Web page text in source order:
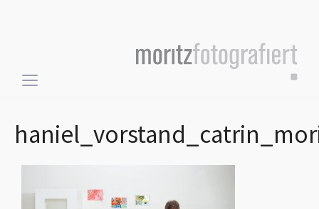
Toggle
navigation